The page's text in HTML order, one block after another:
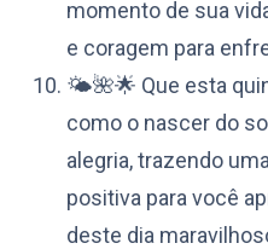
momento de sua
e coragem para
🌤️🌺🌟 Que esta
como o nascer do
alegria, trazendo
positiva para você
deste dia